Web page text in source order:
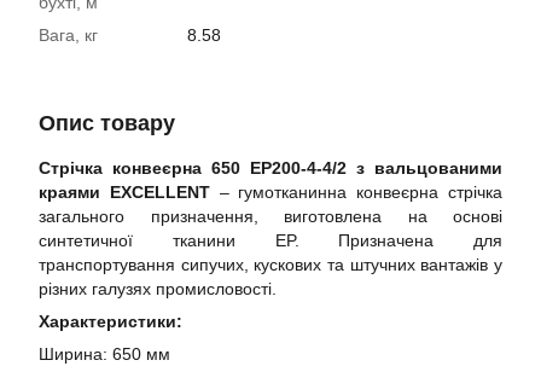
Вага, кг 8.58
Опис товару
Стрічка конвеєрна 650 EP200-4-4/2 з вальцованими
краями EXCELLENT– гумотканинна конвеєрна стрічка
загального призначення, виготовлена на основі
синтетичної тканини EP. Призначена для
транспортування сипучих, кускових та штучних вантажів у
різних галузях промисловості.
Характеристики:
Ширина: 650 мм